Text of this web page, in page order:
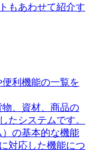
もあわせて紹介す
利機能の一覧を
、資材、商品の
たシステムです。
の基本的な機能
対応した機能につ